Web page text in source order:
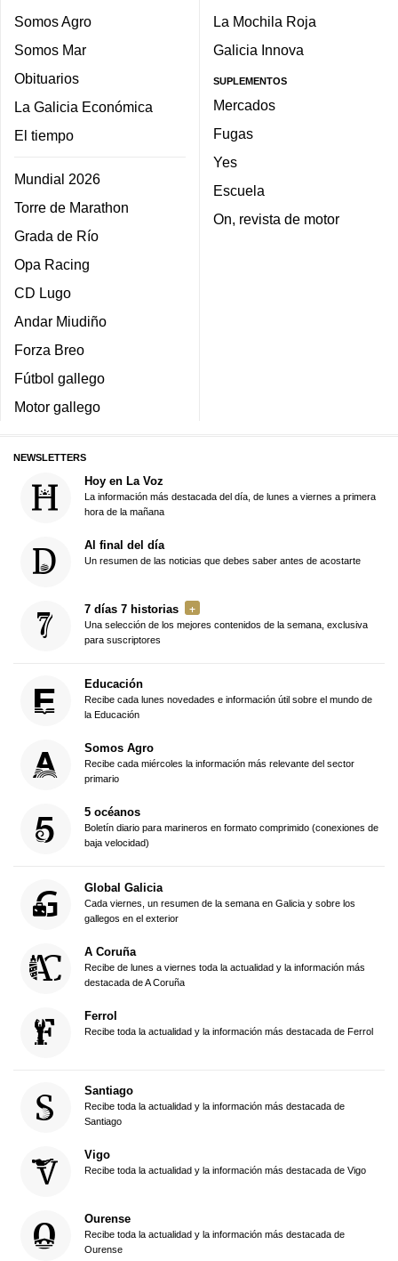
Somos Agro
Somos Mar
Obituarios
La Galicia Económica
El tiempo
Mundial 2026
Torre de Marathon
Grada de Río
Opa Racing
CD Lugo
Andar Miudiño
Forza Breo
Fútbol gallego
Motor gallego
La Mochila Roja
Galicia Innova
SUPLEMENTOS
Mercados
Fugas
Yes
Escuela
On, revista de motor
NEWSLETTERS
Hoy en La Voz
La información más destacada del día, de lunes a viernes a primera
hora de la mañana
Al final del día
Un resumen de las noticias que debes saber antes de acostarte
7 días 7 historias
Una selección de los mejores contenidos de la semana, exclusiva
para suscriptores
Educación
Recibe cada lunes novedades e información útil sobre el mundo de
la Educación
Somos Agro
Recibe cada miércoles la información más relevante del sector
primario
5 océanos
Boletín diario para marineros en formato comprimido (conexiones de
baja velocidad)
Global Galicia
Cada viernes, un resumen de la semana en Galicia y sobre los
gallegos en el exterior
A Coruña
Recibe de lunes a viernes toda la actualidad y la información más
destacada de A Coruña
Ferrol
Recibe toda la actualidad y la información más destacada de Ferrol
Santiago
Recibe toda la actualidad y la información más destacada de
Santiago
Vigo
Recibe toda la actualidad y la información más destacada de Vigo
Ourense
Recibe toda la actualidad y la información más destacada de
Ourense